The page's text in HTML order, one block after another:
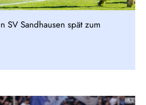
SV Sandhausen spät zum